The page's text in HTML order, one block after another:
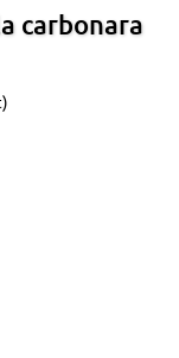
carbonara